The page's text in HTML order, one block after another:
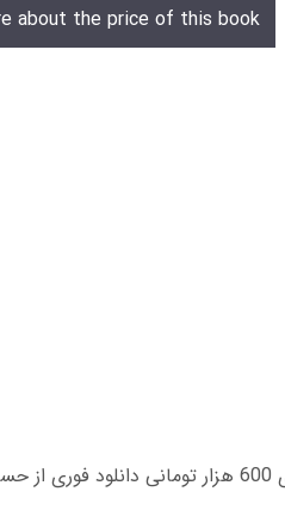
about the price of this book